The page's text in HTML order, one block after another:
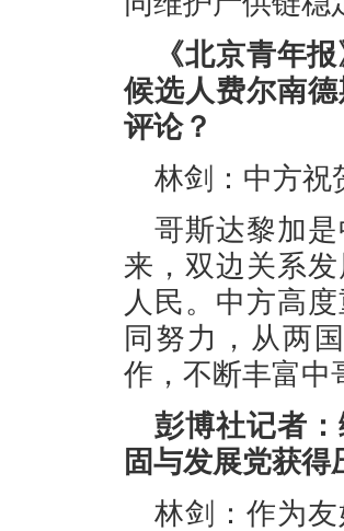
《北京青年
候选人费尔南
评论？
林剑：中方祝
哥斯达黎加
来，双边关系
人民。中方高
同努力，从两
作，不断丰富中
彭博社记者
固与发展党获
林剑：作为